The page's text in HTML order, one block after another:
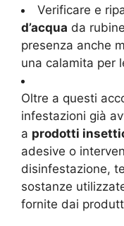
Verificare e
d’acqua da
presenza anche
una calamita per
Oltre a questi
infestazioni già
a prodotti
adesive o
disinfestazione,
sostanze
fornite dai